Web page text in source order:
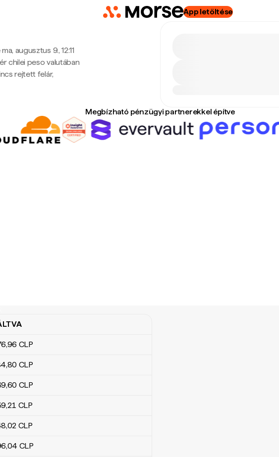
App letöltése
augusztus 9., 12:11
chilei peso valutában
rejtett felár,
Megbízható pénzügyi partnerekkel építve
,96 CLP
,80 CLP
,60 CLP
,21 CLP
,02 CLP
,04 CLP